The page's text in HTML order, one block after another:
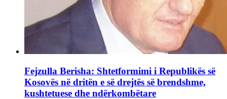
Fejzulla Berisha: Shtetformimi i Republikës së
Kosovës në dritën e së drejtës së brendshme,
kushtetuese dhe ndërkombëtare